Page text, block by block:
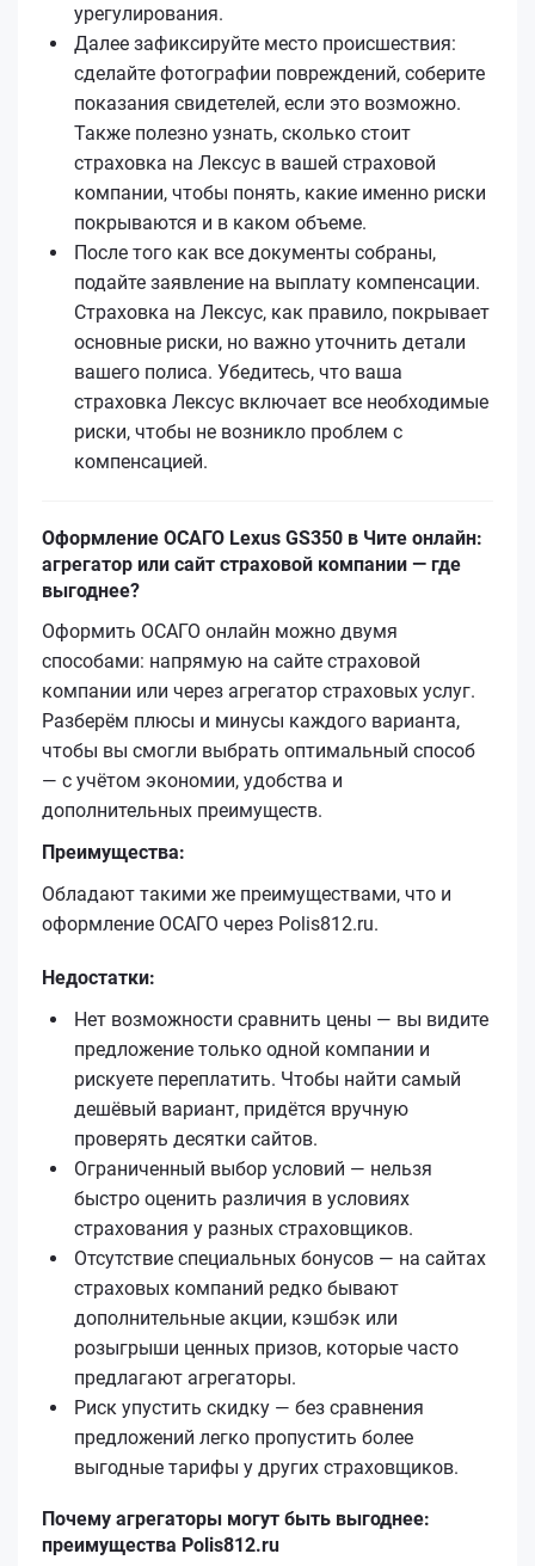
урегулирования.
Далее зафиксируйте место происшествия:
сделайте фотографии повреждений, соберите
показания свидетелей, если это возможно.
Также полезно узнать, сколько стоит
страховка на Лексус в вашей страховой
компании, чтобы понять, какие именно риски
покрываются и в каком объеме.
После того как все документы собраны,
подайте заявление на выплату компенсации.
Страховка на Лексус, как правило, покрывает
основные риски, но важно уточнить детали
вашего полиса. Убедитесь, что ваша
страховка Лексус включает все необходимые
риски, чтобы не возникло проблем с
компенсацией.
Оформление ОСАГО Lexus GS350 в Чите онлайн:
агрегатор или сайт страховой компании — где
выгоднее?
Оформить ОСАГО онлайн можно двумя
способами: напрямую на сайте страховой
компании или через агрегатор страховых услуг.
Разберём плюсы и минусы каждого варианта,
чтобы вы смогли выбрать оптимальный способ
— с учётом экономии, удобства и
дополнительных преимуществ.
Преимущества:
Обладают такими же преимуществами, что и
оформление ОСАГО через Polis812.ru.
Недостатки:
Нет возможности сравнить цены — вы видите
предложение только одной компании и
рискуете переплатить. Чтобы найти самый
дешёвый вариант, придётся вручную
проверять десятки сайтов.
Ограниченный выбор условий — нельзя
быстро оценить различия в условиях
страхования у разных страховщиков.
Отсутствие специальных бонусов — на сайтах
страховых компаний редко бывают
дополнительные акции, кэшбэк или
розыгрыши ценных призов, которые часто
предлагают агрегаторы.
Риск упустить скидку — без сравнения
предложений легко пропустить более
выгодные тарифы у других страховщиков.
Почему агрегаторы могут быть выгоднее:
преимущества Polis812.ru